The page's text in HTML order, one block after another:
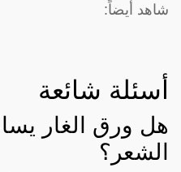
شاهد أيضاً:
أسئلة شائعة
هل ورق الغار
الشعر؟